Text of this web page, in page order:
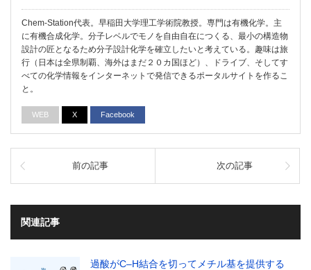
Chem-Station代表。早稲田大学理工学術院教授。専門は有機化学。主
に有機合成化学。分子レベルでモノを自由自在につくる、最小の構造物
設計の匠となるため分子設計化学を確立したいと考えている。趣味は旅
行（日本は全県制覇、海外はまだ２０カ国ほど）、ドライブ、そしてす
べての化学情報をインターネットで発信できるポータルサイトを作るこ
と。
WEB X Facebook
前の記事 次の記事
関連記事
過酸がC–H結合を切ってメチル基を提供する